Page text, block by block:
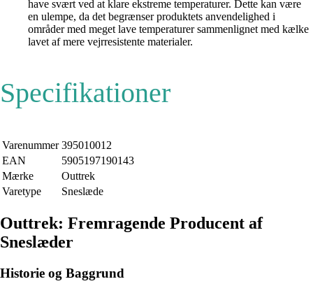
have svært ved at klare ekstreme temperaturer. Dette kan være
en ulempe, da det begrænser produktets anvendelighed i
områder med meget lave temperaturer sammenlignet med kælke
lavet af mere vejrresistente materialer.
Specifikationer
Varenummer 395010012
EAN
5905197190143
Mærke
Outtrek
Varetype
Sneslæde
Outtrek: Fremragende Producent af
Sneslæder
Historie og Baggrund